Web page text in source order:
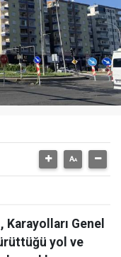
Genel
yol ve